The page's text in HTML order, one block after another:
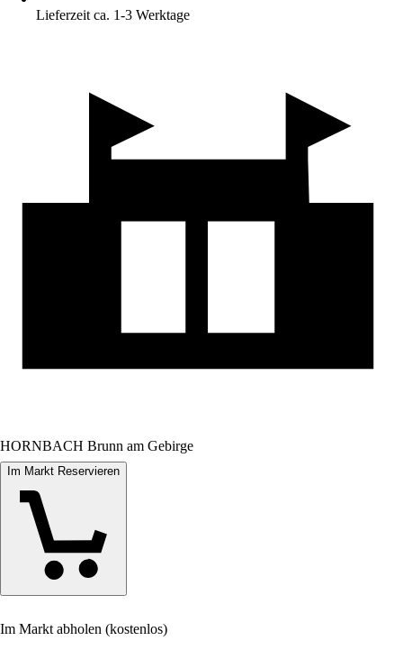
Lieferzeit ca. 1-3 Werktage
HORNBACH Brunn am Gebirge
Im Markt Reservieren
Im Markt abholen (kostenlos)